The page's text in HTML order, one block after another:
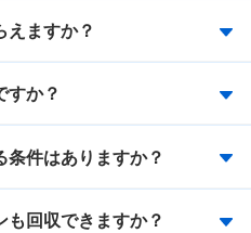
えますか？
すか？
件はありますか？
回収できますか？